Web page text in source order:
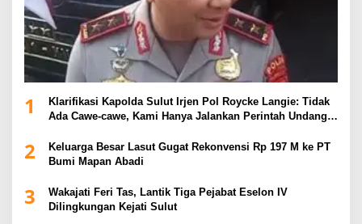
1
Klarifikasi Kapolda Sulut Irjen Pol Roycke Langie: Tidak
Ada Cawe-cawe, Kami Hanya Jalankan Perintah Undang-
2
Keluarga Besar Lasut Gugat Rekonvensi Rp 197 M ke PT
Bumi Mapan Abadi
3
Wakajati Feri Tas, Lantik Tiga Pejabat Eselon IV
Dilingkungan Kejati Sulut